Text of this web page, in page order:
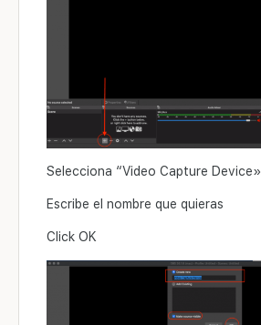
Selecciona “Video Capture Device»
Escribe el nombre que quieras
Click OK